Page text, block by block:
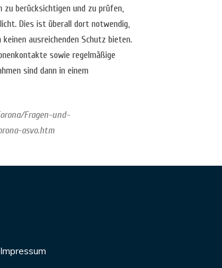
berücksichtigen und zu prüfen,
Dies ist überall dort notwendig,
ausreichenden Schutz bieten.
sowie regelmäßige
sind dann in einem
Fragen-und-
asvo.htm
Impressum